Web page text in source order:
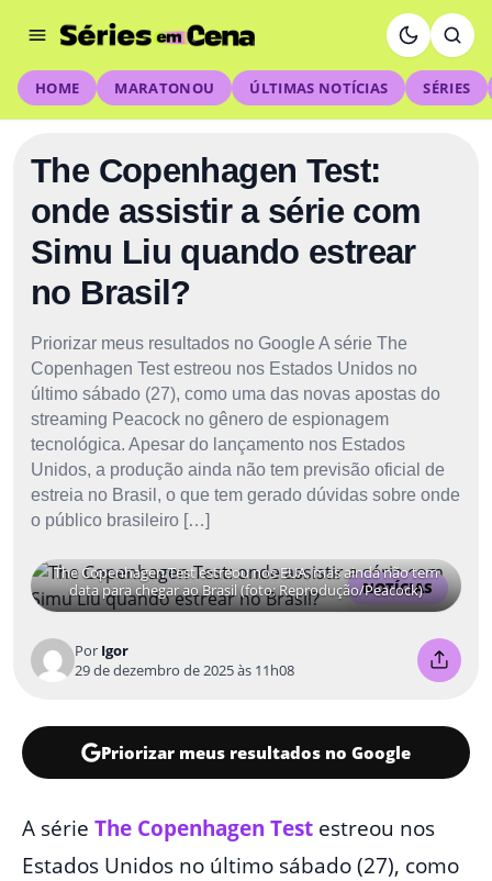
HOME MARATONOU ÚLTIMAS NOTÍCIAS SÉRIES
The Copenhagen Test:
onde assistir a série com
Simu Liu quando estrear
no Brasil?
Priorizar meus resultados no Google A série The
Copenhagen Test estreou nos Estados Unidos no
último sábado (27), como uma das novas apostas do
streaming Peacock no gênero de espionagem
tecnológica. Apesar do lançamento nos Estados
Unidos, a produção ainda não tem previsão oficial de
estreia no Brasil, o que tem gerado dúvidas sobre onde
o público brasileiro […]
NOTÍCIAS
The Copenhagen Test estreou nos EUA, mas ainda não tem
data para chegar ao Brasil (foto: Reprodução/Peacock)
Por Igor
29 de dezembro de 2025 às 11h08
Priorizar meus resultados no Google
A série The Copenhagen Test estreou nos
Estados Unidos no último sábado (27), como